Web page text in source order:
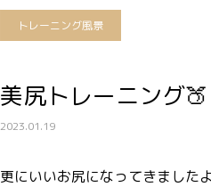
トレーニング風景
美尻トレーニング
2023.01.19
更にいいお尻になってきました